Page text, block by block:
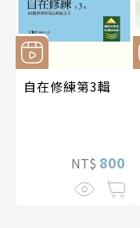
自在修練第3輯
NT$ 800